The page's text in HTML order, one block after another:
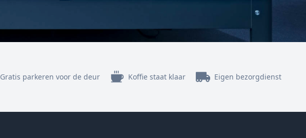
Gratis parkeren voor de deur Koffie staat klaar Eigen bezorgdienst